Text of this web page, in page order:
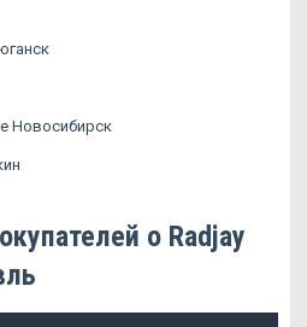
Новосибирск
о Radjay